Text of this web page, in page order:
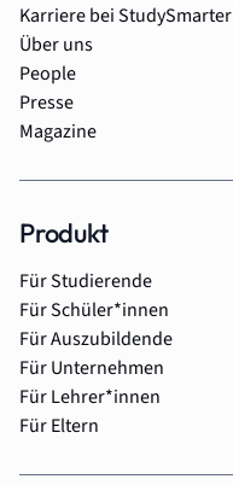
Karriere bei StudySmarter
Über uns
People
Presse
Magazine
Produkt
Für Studierende
Für Schüler*innen
Für Auszubildende
Für Unternehmen
Für Lehrer*innen
Für Eltern